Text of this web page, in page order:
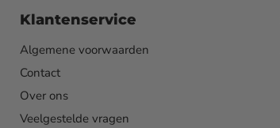
Klantenservice
Algemene voorwaarden
Contact
Over ons
Veelgestelde vragen